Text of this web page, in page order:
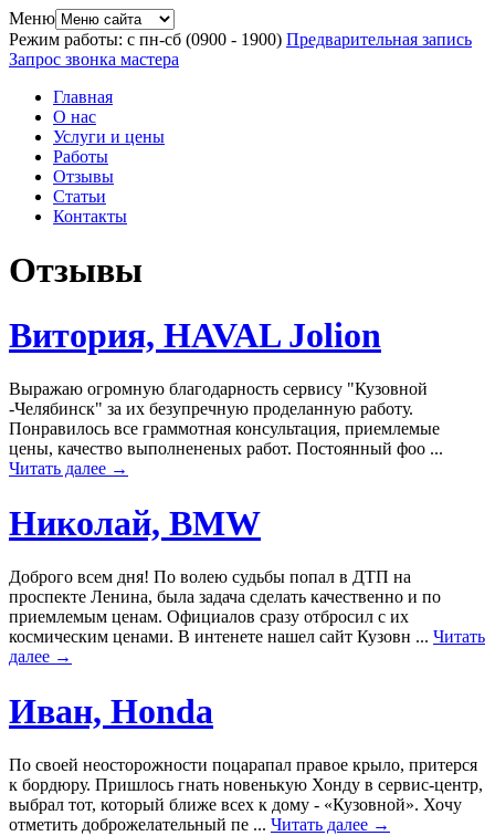
Меню
Режим работы: с пн-сб (0900 - 1900) Предварительная запись
Запрос звонка мастера
Главная
О нас
Услуги и цены
Работы
Отзывы
Статьи
Контакты
Отзывы
Витория, HAVAL Jolion
Выражаю огромную благодарность сервису "Кузовной
-Челябинск" за их безупречную проделанную работу.
Понравилось все граммотная консультация, приемлемые
цены, качество выполнененых работ. Постоянный фоо ...
Читать далее →
Николай, BMW
Доброго всем дня! По волею судьбы попал в ДТП на
проспекте Ленина, была задача сделать качественно и по
приемлемым ценам. Официалов сразу отбросил с их
космическим ценами. В интенете нашел сайт Кузовн ... Читать
далее →
Иван, Honda
По своей неосторожности поцарапал правое крыло, притерся
к бордюру. Пришлось гнать новенькую Хонду в сервис-центр,
выбрал тот, который ближе всех к дому - «Кузовной». Хочу
отметить доброжелательный пе ... Читать далее →